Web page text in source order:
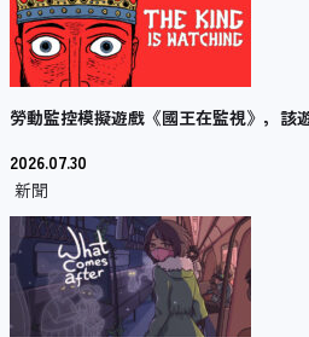
勞動監控模擬遊戲《國王在監視》，該
2026.07.30
新聞